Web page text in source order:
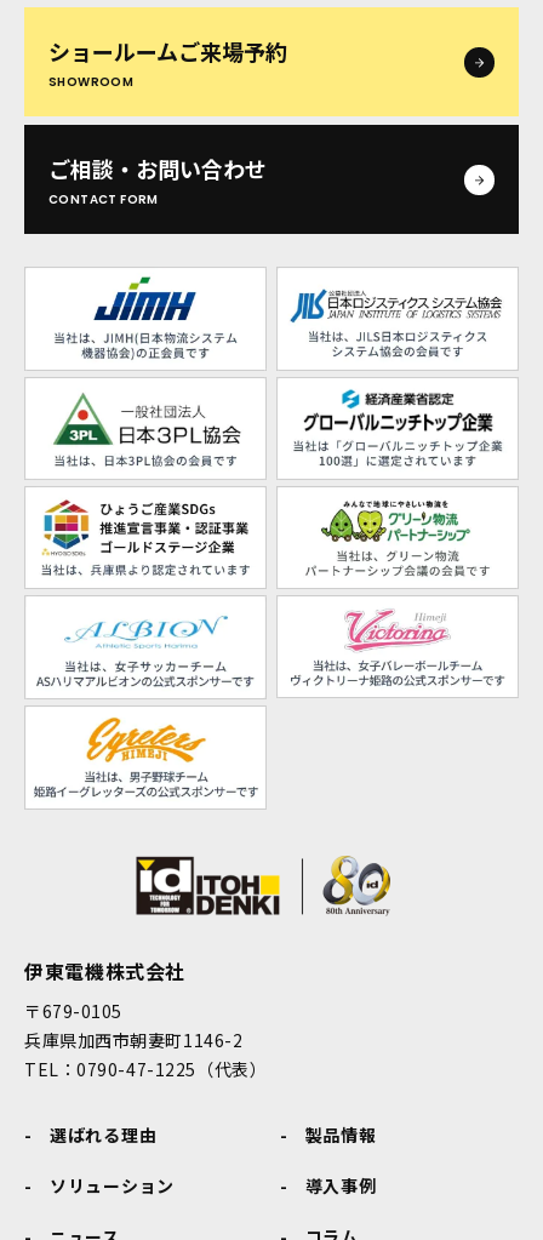
ショールームご来場予約
SHOWROOM
ご相談・お問い合わせ
CONTACT FORM
伊東電機株式会社
〒679-0105
兵庫県加西市朝妻町1146-2
TEL：0790-47-1225（代表）
選ばれる理由 製品情報
ソリューション 導入事例